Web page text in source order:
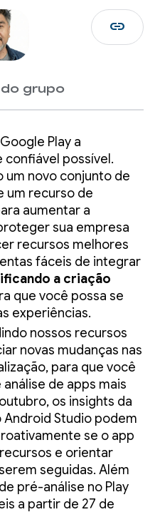
grupo
link
Play a
confiável possível.
um novo conjunto de
um recurso de
aumentar a
sua empresa
recursos melhores
fáceis de integrar
a criação
que você possa se
experiências.
nossos recursos
novas mudanças nas
para que você
de apps mais
os insights da
Android Studio podem
se o app
e orientar
seguidas. Além
pré-análise no Play
a partir de 27 de